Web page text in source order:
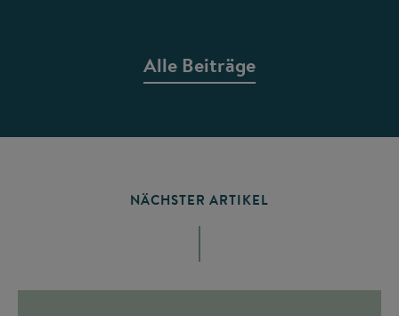
Alle Beiträge
NÄCHSTER ARTIKEL